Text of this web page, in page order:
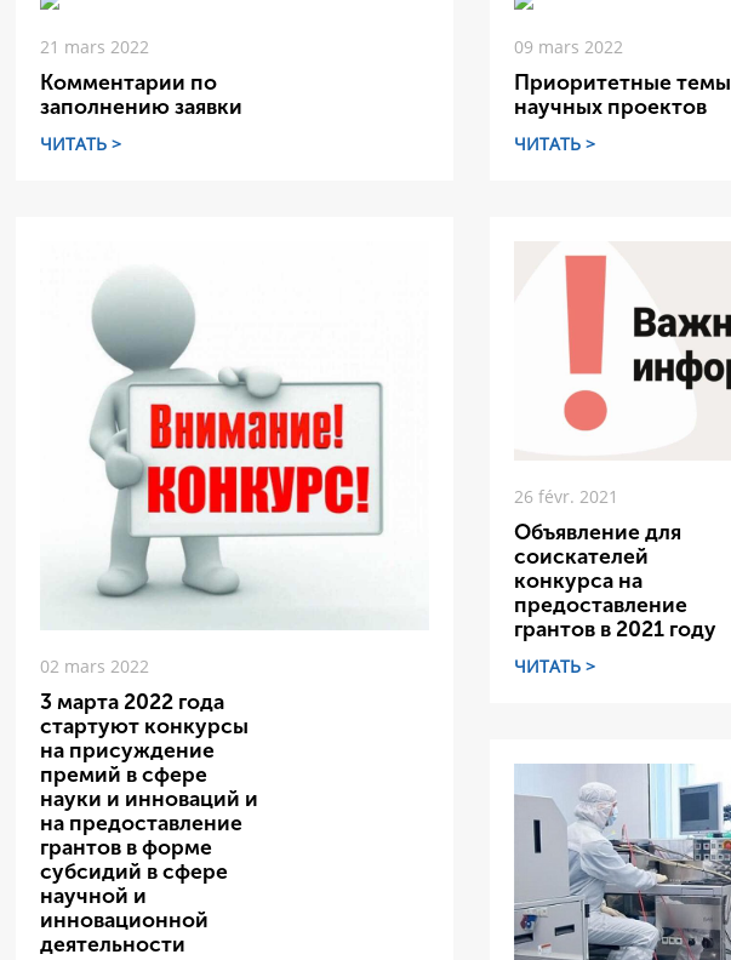
21 mars 2022
Комментарии по
заполнению заявки
ЧИТАТЬ >
09 mars 2022
Приоритетные темы
научных проектов
ЧИТАТЬ >
02 mars 2022
3 марта 2022 года
стартуют конкурсы
на присуждение
премий в сфере
науки и инноваций и
на предоставление
грантов в форме
субсидий в сфере
научной и
инновационной
деятельности
26 févr. 2021
Объявление для
соискателей
конкурса на
предоставление
грантов в 2021 году
ЧИТАТЬ >